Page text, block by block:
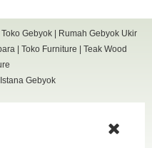
Toko Gebyok|
Rumah Gebyok Ukir
Toko Furniture
Teak Wood
Istana Gebyok